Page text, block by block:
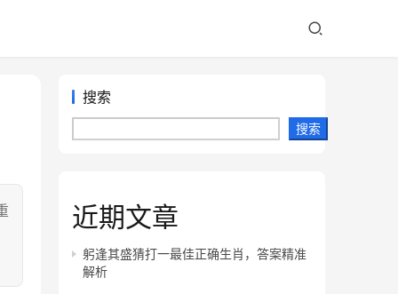
搜索
搜索
近期文章
躬逢其盛猜打一最佳正确生肖，答案精准
解析